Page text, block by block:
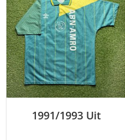
1991/1993 Uit